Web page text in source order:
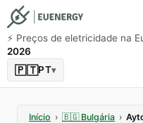
⚡️ Preços de eletricidade na
2026
🇵🇹PT▾
Início › 🇧🇬 Bulgária ›